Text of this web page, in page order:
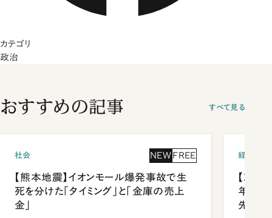
カテゴリ
政治
おすすめの記事 すべて見る
社会 NEW FREE
【熊本地震】イオンモール爆発事故で生
死を分けた「タイミング」と「金庫の売上
金」
経済・ビ
【就活
年会は
先1位